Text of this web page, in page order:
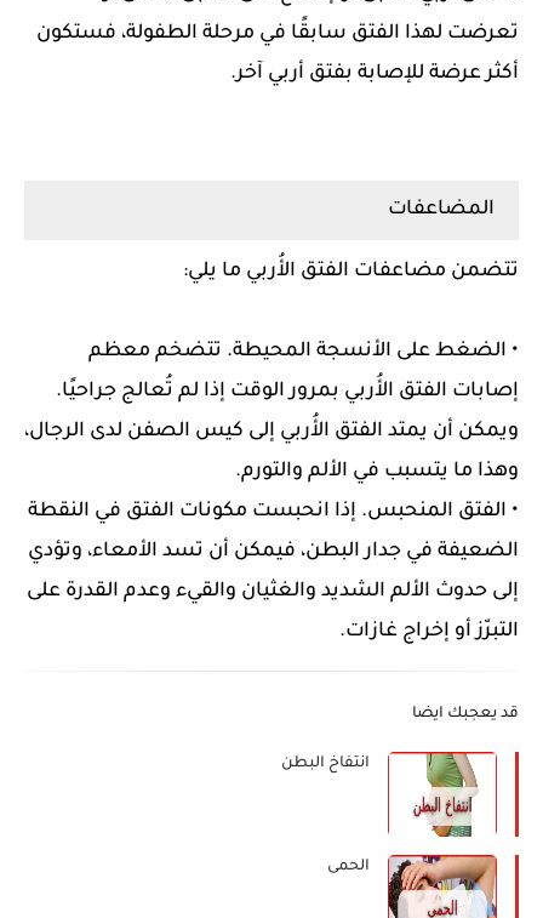
تعرضت لهذا الفتق سابقًا في مرحلة الطفولة، فستكون
أكثر عرضة للإصابة بفتق أربي آخر.
المضاعفات
تتضمن مضاعفات الفتق الأُربي ما يلي:
• الضغط على الأنسجة المحيطة. تتضخم معظم
إصابات الفتق الأُربي بمرور الوقت إذا لم تُعالج جراحيًا.
ويمكن أن يمتد الفتق الأُربي إلى كيس الصفن لدى الرجال،
وهذا ما يتسبب في الألم والتورم.
• الفتق المنحبس. إذا انحبست مكونات الفتق في النقطة
الضعيفة في جدار البطن، فيمكن أن تسد الأمعاء، وتؤدي
إلى حدوث الألم الشديد والغثيان والقيء وعدم القدرة على
التبرّز أو إخراج غازات.
قد يعجبك ايضا
انتفاخ البطن
الحمى